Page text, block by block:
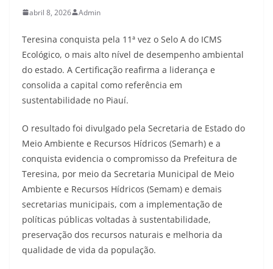
abril 8, 2026 Admin
Teresina conquista pela 11ª vez o Selo A do ICMS
Ecológico, o mais alto nível de desempenho ambiental
do estado. A Certificação reafirma a liderança e
consolida a capital como referência em
sustentabilidade no Piauí.
O resultado foi divulgado pela Secretaria de Estado do
Meio Ambiente e Recursos Hídricos (Semarh) e a
conquista evidencia o compromisso da Prefeitura de
Teresina, por meio da Secretaria Municipal de Meio
Ambiente e Recursos Hídricos (Semam) e demais
secretarias municipais, com a implementação de
políticas públicas voltadas à sustentabilidade,
preservação dos recursos naturais e melhoria da
qualidade de vida da população.